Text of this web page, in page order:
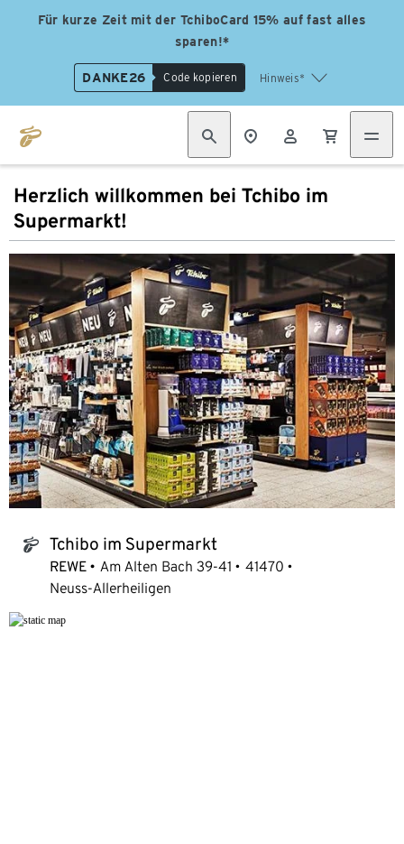
Für kurze Zeit mit der TchiboCard 15% auf fast alles
sparen!*
DANKE26 Code kopieren Hinweis*
Herzlich willkommen bei Tchibo im
Supermarkt!
tchibo_logo Tchibo im Supermarkt
REWE Am Alten Bach 39-41
41470
Neuss-Allerheiligen